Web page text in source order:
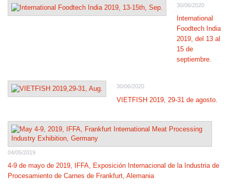
30/06/2020
International
Foodtech India
2019, del 13 al
15 de
septiembre.
30/06/2020
VIETFISH 2019, 29-31 de agosto.
04/05/2019
4-9 de mayo de 2019, IFFA, Exposición Internacional de la Industria de
Procesamiento de Carnes de Frankfurt, Alemania